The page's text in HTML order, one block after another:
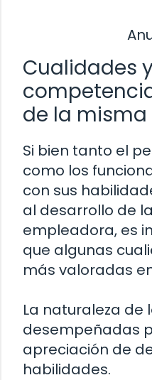
Cualidades
de la
Si bien tanto el
como los
con sus
al desarrollo de
empleadora, es
que algunas
más valoradas
La naturaleza de
desempeñadas
apreciación de
habilidades.